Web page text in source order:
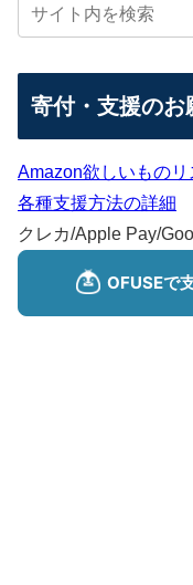
寄付・支援のお
Amazon欲しいものリ
各種支援方法の詳細
クレカ/Apple Pay/